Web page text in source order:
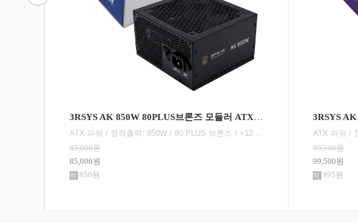
3RSYS AK 1000W 80PLUS브론즈 모듈러 ATX3.1
99,500원
99,500원
995원
75,000원
75,000원
750원